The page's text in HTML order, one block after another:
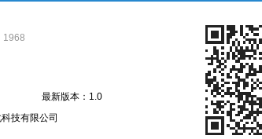
1968
最新版本：1.0
技有限公司